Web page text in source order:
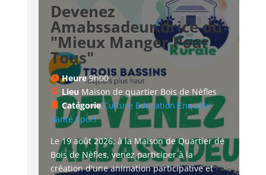
Devenez
Amabssadeur.drice du
"Mieux Manger Pour
Tous"
Heure9h00
Lieu Maison de quartier Bois de Nèfles
CatégorieCulture Education Enquête
Santé Sport
Le 19 août 2026, à la Maison de Quartier de
Bois de Nèfles, venez participer à la
création d'une animation participative et